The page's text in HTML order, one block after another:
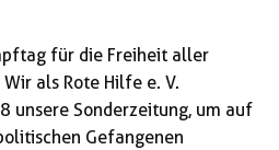
für die Freiheit aller
als Rote Hilfe e. V.
unsere Sonderzeitung, um auf
Gefangenen